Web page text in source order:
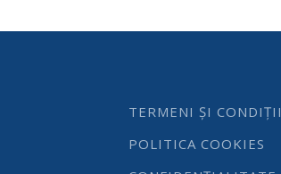
TERMENI ȘI CONDIȚII
POLITICA COOKIES